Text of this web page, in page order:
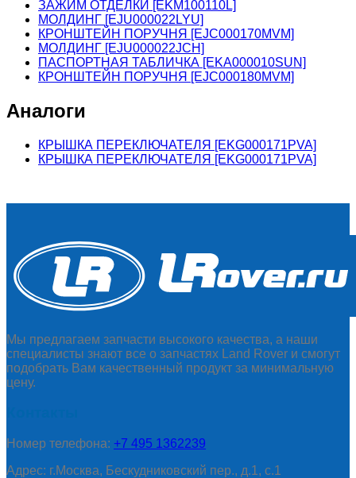
ЗАЖИМ ОТДЕЛКИ [EKM100110L]
МОЛДИНГ [EJU000022LYU]
КРОНШТЕЙН ПОРУЧНЯ [EJC000170MVM]
МОЛДИНГ [EJU000022JCH]
ПАСПОРТНАЯ ТАБЛИЧКА [EKA000010SUN]
КРОНШТЕЙН ПОРУЧНЯ [EJC000180MVM]
Аналоги
КРЫШКА ПЕРЕКЛЮЧАТЕЛЯ [EKG000171PVA]
КРЫШКА ПЕРЕКЛЮЧАТЕЛЯ [EKG000171PVA]
Мы предлагаем запчасти высокого качества, а наши
специалисты знают все о запчастях Land Rover и смогут
подобрать Вам качественный продукт за минимальную
цену.
Номер телефона: +7 495 1362239
Адрес: г.Москва, Бескудниковский пер., д.1, с.1